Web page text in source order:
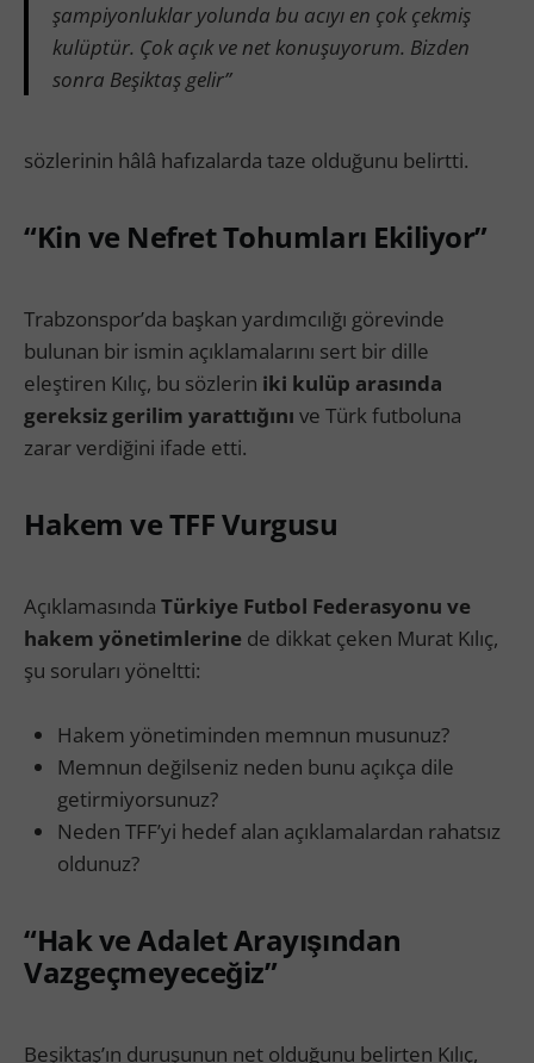
şampiyonluklar yolunda bu acıyı en çok çekmiş
kulüptür. Çok açık ve net konuşuyorum. Bizden
sonra Beşiktaş gelir”
sözlerinin hâlâ hafızalarda taze olduğunu belirtti.
“Kin ve Nefret Tohumları Ekiliyor”
Trabzonspor’da başkan yardımcılığı görevinde
bulunan bir ismin açıklamalarını sert bir dille
eleştiren Kılıç, bu sözlerin iki kulüp arasında
gereksiz gerilim yarattığını ve Türk futboluna
zarar verdiğini ifade etti.
Hakem ve TFF Vurgusu
Açıklamasında Türkiye Futbol Federasyonu ve
hakem yönetimlerine de dikkat çeken Murat Kılıç,
şu soruları yöneltti:
Hakem yönetiminden memnun musunuz?
Memnun değilseniz neden bunu açıkça dile
getirmiyorsunuz?
Neden TFF’yi hedef alan açıklamalardan rahatsız
oldunuz?
“Hak ve Adalet Arayışından
Vazgeçmeyeceğiz”
Beşiktaş’ın duruşunun net olduğunu belirten Kılıç,